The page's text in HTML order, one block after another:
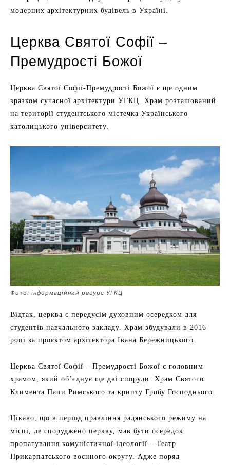
модерних архітектурних будівель в Україні.
Церква Святої Софії –
Премудрості Божої
Церква Святої Софії-Премудрості Божої є ще одним
зразком сучасної архітектури УГКЦ. Храм розташований
на території студентського містечка Українського
католицького університету.
Фото: інформаційний ресурс УГКЦ
Відтак, церква є передусім духовним осередком для
студентів навчального закладу. Храм збудували в 2016
році за проєктом архітектора Івана Бережницького.
Церква Святої Софії – Премудрості Божої є головним
храмом, який об’єднує ще дві споруди: Храм Святого
Климента Папи Римського та крипту Гробу Господнього.
Цікаво, що в період правління радянського режиму на
місці, де споруджено церкву, мав бути осередок
пропагування комуністичної ідеології – Театр
Прикарпатського воєнного округу. Адже поряд